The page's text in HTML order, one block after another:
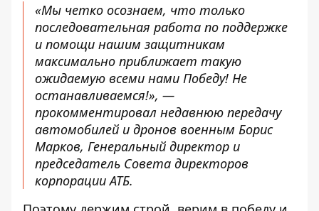
«Мы четко осознаем, что только
последовательная работа по поддержке
и помощи нашим защитникам
максимально приближает такую ​​
ожидаемую всеми нами Победу! Не
останавливаемся!», —
прокомментировал недавнюю передачу
автомобилей и дронов военным Борис
Марков, Генеральный директор и
председатель Совета директоров
корпорации АТБ.